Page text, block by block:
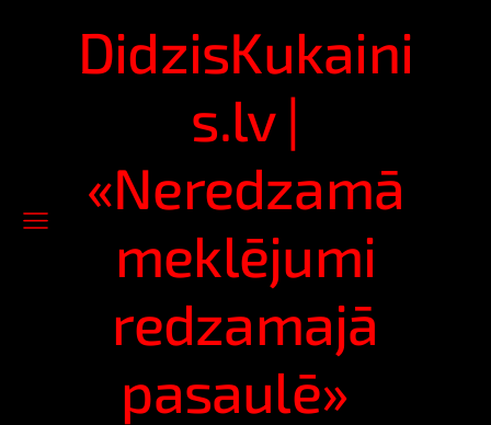
DidzisKukaini
s.lv |
«Neredzamā
meklējumi
redzamajā
pasaulē»